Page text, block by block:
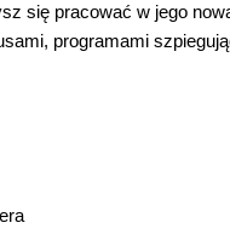
się pracować w jego
programami